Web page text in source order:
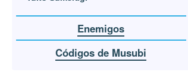
Enemigos
Códigos de Musubi